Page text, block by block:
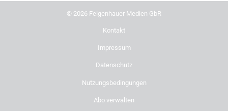
© 2026 Felgenhauer Medien GbR
Kontakt
Impressum
Datenschutz
Nutzungsbedingungen
Abo verwalten